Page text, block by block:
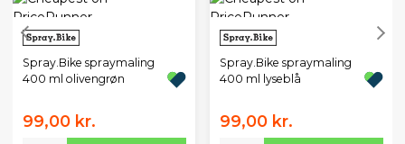
Spray.Bike spraymaling
400 ml olivengrøn
99,00 kr.
Spray.Bike spraymaling
400 ml lyseblå
99,00 kr.